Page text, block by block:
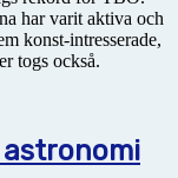
har varit aktiva och
konst-intresserade,
togs också.
astronomi